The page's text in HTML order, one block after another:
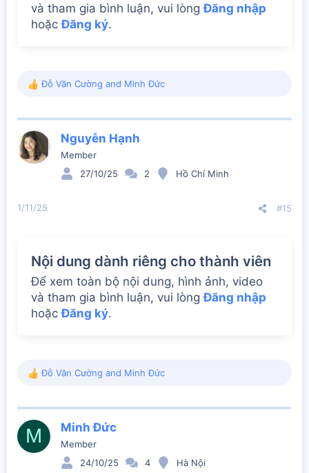
và tham gia bình luận, vui lòngĐăng nhập
hoặcĐăng ký.
R
t
i
o
Đỗ Văn Cường and Minh Đức
Nguyễn Hạnh
Member
27/10/25
2 Hồ Chí Minh
1/11/25 #15
Nội dung dành riêng cho thành viên
Để xem toàn bộ nội dung, hình ảnh, video
và tham gia bình luận, vui lòngĐăng nhập
hoặcĐăng ký.
R
t
o
Đỗ Văn Cường and Minh Đức
M Minh Đức
Member
24/10/25
4 Hà Nội